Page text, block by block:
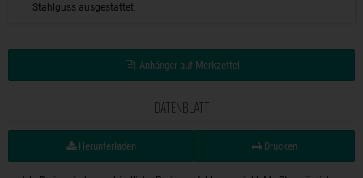
Stahlguss ausgestattet.
Anhänger auf Merkzettel
DATENBLATT
Herunterladen Drucken